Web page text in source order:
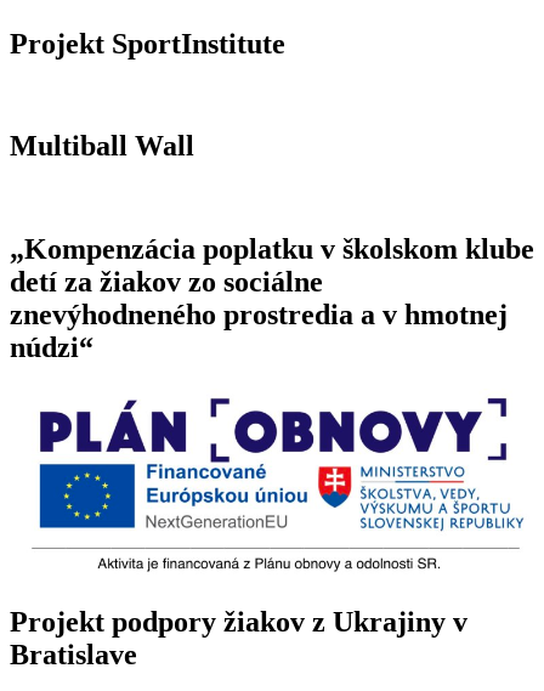
Projekt SportInstitute
Multiball Wall
„Kompenzácia poplatku v školskom klube
detí za žiakov zo sociálne
znevýhodneného prostredia a v hmotnej
núdzi“
Projekt podpory žiakov z Ukrajiny v
Bratislave